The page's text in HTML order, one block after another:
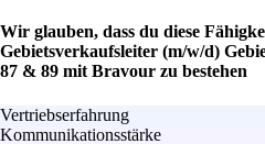
Wir glauben, dass du diese
Gebietsverkaufsleiter (m/w/d)
87 & 89 mit Bravour zu bestehen
Vertriebserfahrung
Kommunikationsstärke